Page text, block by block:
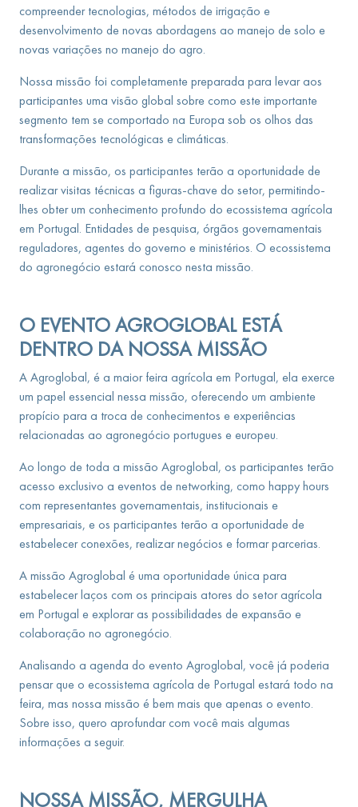
compreender tecnologias, métodos de irrigação e
desenvolvimento de novas abordagens ao manejo de solo e
novas variações no manejo do agro.
Nossa missão foi completamente preparada para levar aos
participantes uma visão global sobre como este importante
segmento tem se comportado na Europa sob os olhos das
transformações tecnológicas e climáticas.
Durante a missão, os participantes terão a oportunidade de
realizar visitas técnicas a figuras-chave do setor, permitindo-
lhes obter um conhecimento profundo do ecossistema agrícola
em Portugal. Entidades de pesquisa, órgãos governamentais
reguladores, agentes do governo e ministérios. O ecossistema
do agronegócio estará conosco nesta missão.
O EVENTO AGROGLOBAL ESTÁ
DENTRO DA NOSSA MISSÃO
A Agroglobal, é a maior feira agrícola em Portugal, ela exerce
um papel essencial nessa missão, oferecendo um ambiente
propício para a troca de conhecimentos e experiências
relacionadas ao agronegócio portugues e europeu.
Ao longo de toda a missão Agroglobal, os participantes terão
acesso exclusivo a eventos de networking, como happy hours
com representantes governamentais, institucionais e
empresariais, e os participantes terão a oportunidade de
estabelecer conexões, realizar negócios e formar parcerias.
A missão Agroglobal é uma oportunidade única para
estabelecer laços com os principais atores do setor agrícola
em Portugal e explorar as possibilidades de expansão e
colaboração no agronegócio.
Analisando a agenda do evento Agroglobal, você já poderia
pensar que o ecossistema agrícola de Portugal estará todo na
feira, mas nossa missão é bem mais que apenas o evento.
Sobre isso, quero aprofundar com você mais algumas
informações a seguir.
NOSSA MISSÃO, MERGULHA